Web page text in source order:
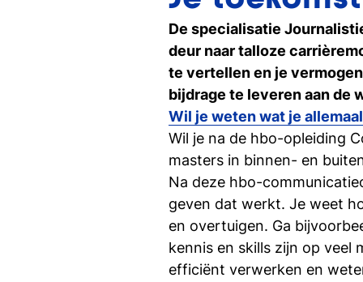
Persoonlijk gesprek
Stel al jouw vragen in een 1-op-1-gesprek
De specialisatie
deur naar talloze
te vertellen en je
bijdrage te leveren aan de
Wil je weten wat je
Wil je na de hbo-opleiding
masters in binnen- en
Na deze hbo-
geven dat werkt. Je weet
en overtuigen. Ga
kennis en skills zijn op veel
efficiënt verwerken en